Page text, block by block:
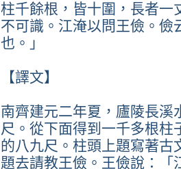
柱千餘根，皆十圍，長者一
不可識。江淹以問王儉。儉
也。」
【譯文】
南齊建元二年夏，廬陵長溪
尺。從下面得到一千多根柱
的八九尺。柱頭上題寫著古
題去請教王儉。王儉說：「